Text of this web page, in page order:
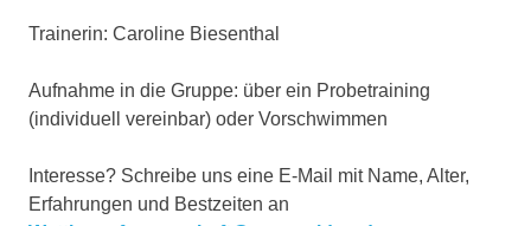
Trainerin: Caroline Biesenthal
Aufnahme in die Gruppe: über ein Probetraining
(individuell vereinbar) oder Vorschwimmen
Interesse? Schreibe uns eine E-Mail mit Name, Alter,
Erfahrungen und Bestzeiten an